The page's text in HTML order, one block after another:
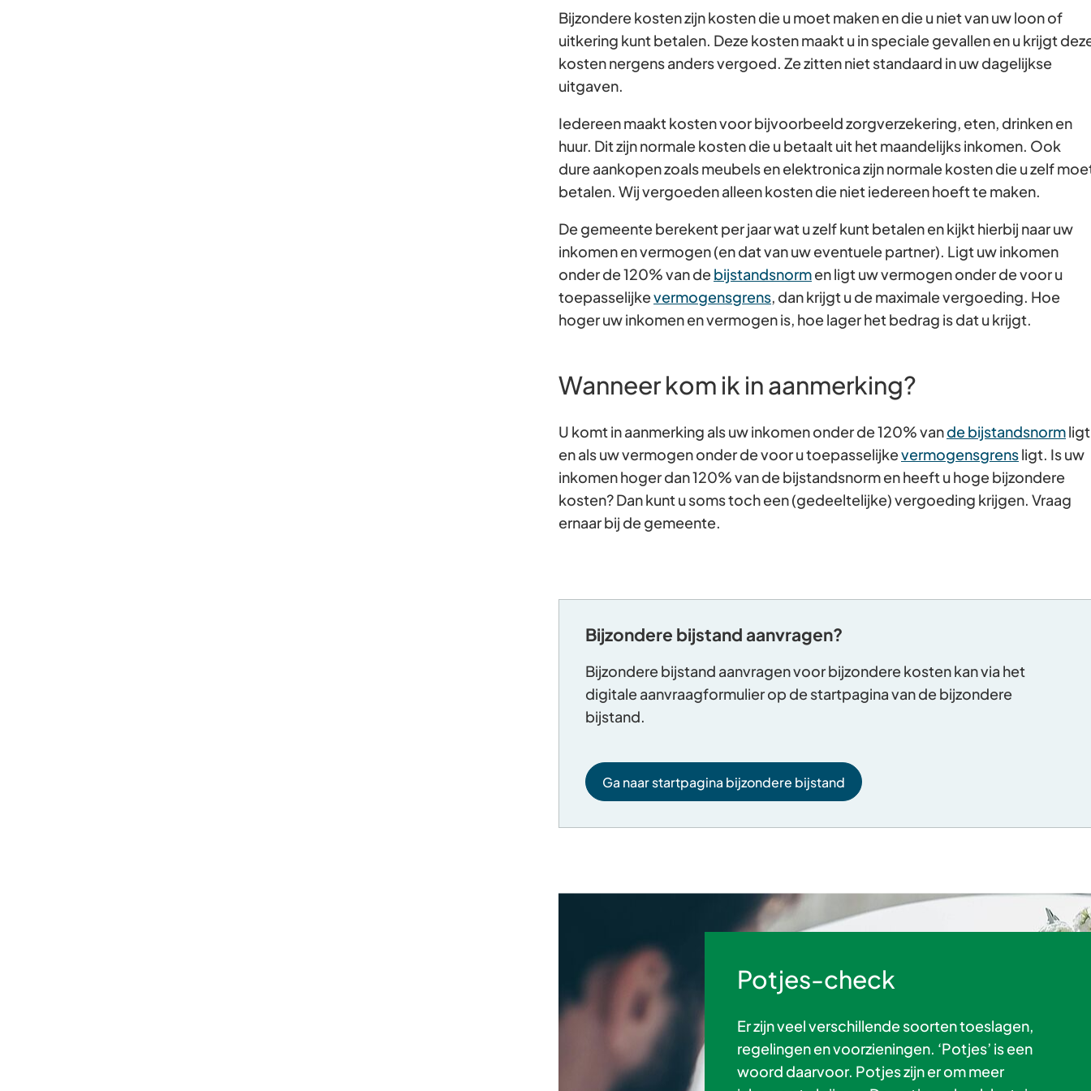
Gebruik
de
enter-
een
waarde
te
selecteren.
Bijzondere kosten zijn kosten die u moet maken en die u niet van uw loon of
uitkering kunt betalen. Deze kosten maakt u in speciale gevallen en u krijgt
kosten nergens anders vergoed. Ze zitten niet standaard in uw dagelijkse
uitgaven.
Iedereen maakt kosten voor bijvoorbeeld zorgverzekering, eten, drinken en
huur. Dit zijn normale kosten die u betaalt uit het maandelijks inkomen. Ook
dure aankopen zoals meubels en elektronica zijn normale kosten die u zelf
betalen. Wij vergoeden alleen kosten die niet iedereen hoeft te maken.
De gemeente berekent per jaar wat u zelf kunt betalen en kijkt hierbij naar uw
inkomen en vermogen (en dat van uw eventuele partner). Ligt uw inkomen
onder de 120% van debijstandsnormen ligt uw vermogen onder de voor u
toepasselijkevermogensgrens, dan krijgt u de maximale vergoeding. Hoe
hoger uw inkomen en vermogen is, hoe lager het bedrag is dat u krijgt.
Wanneer kom ik in aanmerking?
U komt in aanmerking als uw inkomen onder de 120% vande bijstandsnormligt
en als uw vermogen onder de voor u toepasselijkevermogensgrensligt. Is uw
inkomen hoger dan 120% van de bijstandsnorm en heeft u hoge bijzondere
kosten? Dan kunt u soms toch een (gedeeltelijke) vergoeding krijgen. Vraag
ernaar bij de gemeente.
Bijzondere bijstand aanvragen?
Bijzondere bijstand aanvragen voor bijzondere kosten kan via het
digitale aanvraagformulier op de startpagina van de bijzondere
bijstand.
Ga naar startpagina bijzondere bijstand
Potjes-check
Er zijn veel verschillende soorten toeslagen,
regelingen en voorzieningen. ‘Potjes’ is een
woord daarvoor. Potjes zijn er om meer